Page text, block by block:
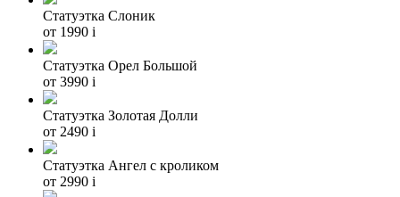
Статуэтка Слоник
от 1990 i
Статуэтка Орел Большой
от 3990 i
Статуэтка Золотая Долли
от 2490 i
Статуэтка Ангел с кроликом
от 2990 i